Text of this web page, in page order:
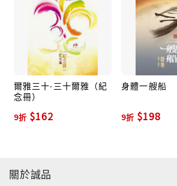
爾雅三十‧三十爾雅（紀
念冊）
9折 $162
身體一艘船
9折 $198
關於誠品